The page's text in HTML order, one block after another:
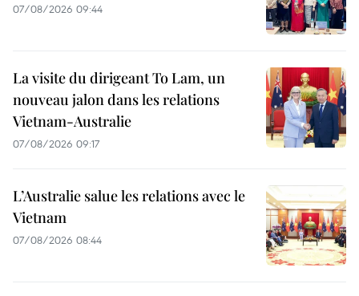
07/08/2026 09:44
La visite du dirigeant To Lam, un
nouveau jalon dans les relations
Vietnam-Australie
07/08/2026 09:17
L’Australie salue les relations avec le
Vietnam
07/08/2026 08:44